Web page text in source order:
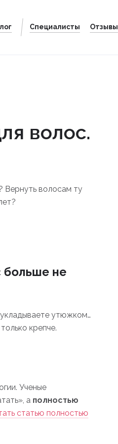
Специалисты Отзывы
волос.
Вернуть волосам ту
больше не
утюжком…
крепче.
Ученые
а полностью
статью полностью